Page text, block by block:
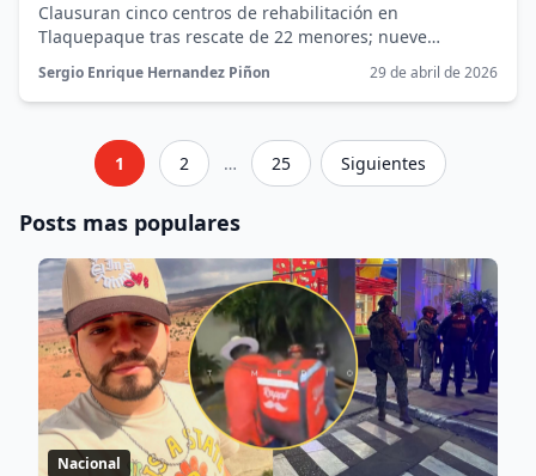
Clausuran cinco centros de rehabilitación en
Tlaquepaque tras rescate de 22 menores; nueve
denuncian presunto abuso sexual.
Sergio Enrique Hernandez Piñon 29 de abril de 2026
1 2 … 25 Siguientes
Posts mas populares
Nacional